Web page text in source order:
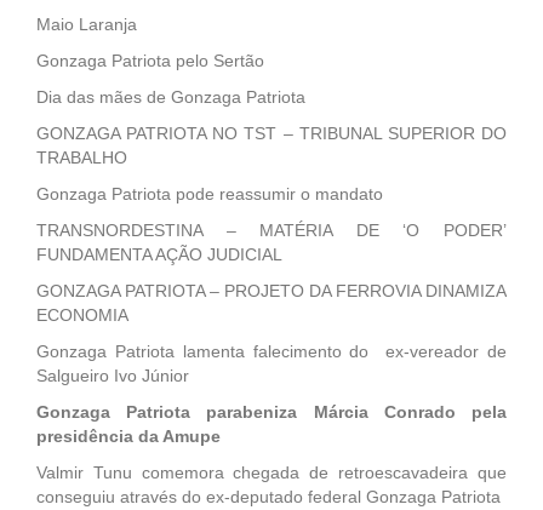
Maio Laranja
Gonzaga Patriota pelo Sertão
Dia das mães de Gonzaga Patriota
GONZAGA PATRIOTA NO TST – TRIBUNAL SUPERIOR DO
TRABALHO
Gonzaga Patriota pode reassumir o mandato
TRANSNORDESTINA – MATÉRIA DE ‘O PODER’
FUNDAMENTA AÇÃO JUDICIAL
GONZAGA PATRIOTA – PROJETO DA FERROVIA DINAMIZA
ECONOMIA
Gonzaga Patriota lamenta falecimento do ex-vereador de
Salgueiro Ivo Júnior
Gonzaga Patriota parabeniza Márcia Conrado pela
presidência da Amupe
Valmir Tunu comemora chegada de retroescavadeira que
conseguiu através do ex-deputado federal Gonzaga Patriota